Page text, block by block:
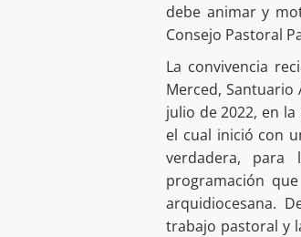
debe animar y
Consejo Pastoral
La convivencia
Merced, Santuario
julio de 2022, en
el cual inició con
verdadera,
programación
arquidiocesana.
trabajo pastoral y